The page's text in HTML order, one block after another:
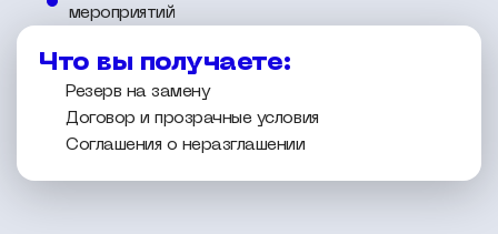
мероприятий
Что вы получаете:
Резерв на замену
Договор и прозрачные условия
Соглашения о неразглашении